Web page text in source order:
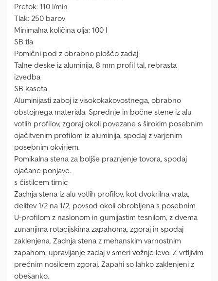
Pretok: 110 l/min
Tlak: 250 barov
Minimalna količina olja: 100 l
SB tla
Pomični pod z obrabno ploščo zadaj
Talne deske iz aluminija, 8 mm profil tal, rebrasta
izvedba
SB kaseta
Aluminijasti zaboj iz visokokakovostnega, obrabno
obstojnega materiala. Sprednje in bočne stene iz alu
votlih profilov, zgoraj okoli povezane s širokim posebnim
ojačitvenim profilom iz aluminija, spodaj z varjenim
posebnim okvirjem.
Pomikalna stena za boljše praznjenje tovora, spodaj
ojačane ponjave.
s čistilcem tirnic
Zadnja stena iz alu votlih profilov, kot dvokrilna vrata,
delitev 1/2 na 1/2, povsod okoli obrobljena s posebnim
U-profilom z naslonom in gumijastim tesnilom, z dvema
zunanjima rotacijskima zapahoma, zgoraj in spodaj
zaklenjena. Zadnja stena z mehanskim varnostnim
zapahom, upravljanje zadaj v smeri vožnje levo. Z vrtljivim
prečnim nosilcem zgoraj. Zapahi so lahko zaklenjeni z
obešanko.